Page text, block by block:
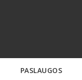
PASLAUGOS